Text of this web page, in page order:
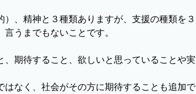
、精神と３種類ありますが、支援の種類を３
うまでもないことです。
期待すること、欲しいと思っていることや実
なく、社会がその方に期待することも追加で